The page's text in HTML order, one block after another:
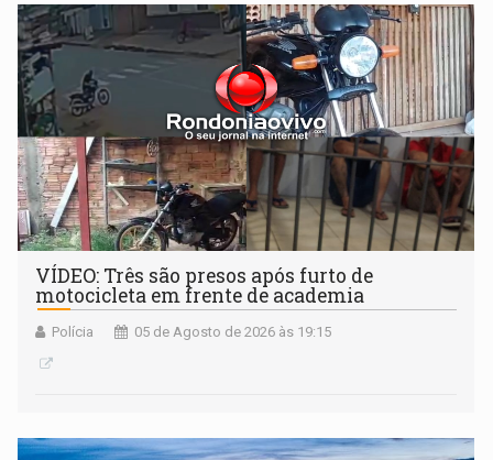
VÍDEO: Três são presos após furto de
motocicleta em frente de academia
Polícia 05 de Agosto de 2026 às 19:15